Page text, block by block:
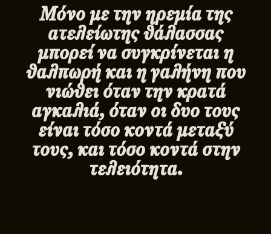
Μόνο με την ηρεμία της
ατελείωτης θάλασσας
μπορεί να συγκρίνεται η
θαλπωρή και η γαλήνη που
νιώθει όταν την κρατά
αγκαλιά, όταν οι δυο τους
είναι τόσο κοντά μεταξύ
τους, και τόσο κοντά στην
τελειότητα.